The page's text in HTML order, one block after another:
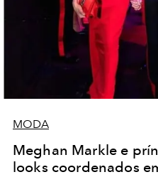
MODA
Meghan Markle e
looks coordenados